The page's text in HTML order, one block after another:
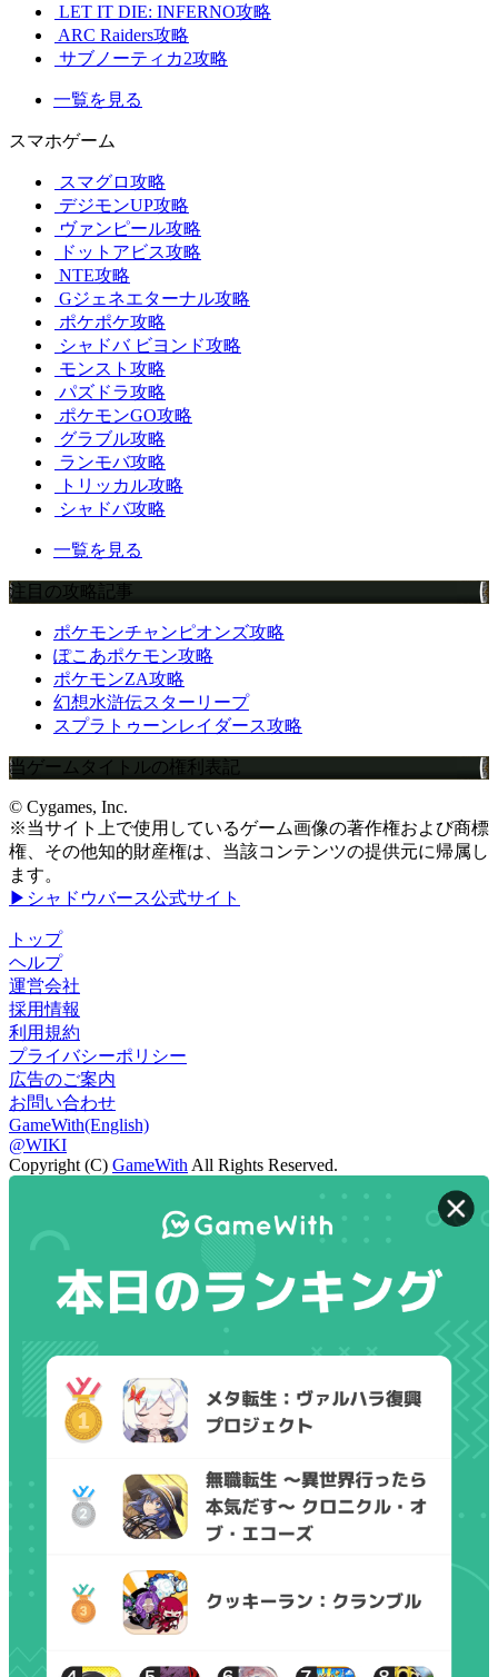
LET IT DIE: INFERNO攻略
ARC Raiders攻略
サブノーティカ2攻略
一覧を見る
スマホゲーム
スマグロ攻略
デジモンUP攻略
ヴァンピール攻略
ドットアビス攻略
NTE攻略
Gジェネエターナル攻略
ポケポケ攻略
シャドバ ビヨンド攻略
モンスト攻略
パズドラ攻略
ポケモンGO攻略
グラブル攻略
ランモバ攻略
トリッカル攻略
シャドバ攻略
一覧を見る
注目の攻略記事
ポケモンチャンピオンズ攻略
ぽこあポケモン攻略
ポケモンZA攻略
幻想水滸伝スターリープ
スプラトゥーンレイダース攻略
当ゲームタイトルの権利表記
© Cygames, Inc.
※当サイト上で使用しているゲーム画像の著作権および商標
権、その他知的財産権は、当該コンテンツの提供元に帰属し
ます。
▶シャドウバース公式サイト
トップ
ヘルプ
運営会社
採用情報
利用規約
プライバシーポリシー
広告のご案内
お問い合わせ
GameWith(English)
@WIKI
Copyright (C) GameWith All Rights Reserved.